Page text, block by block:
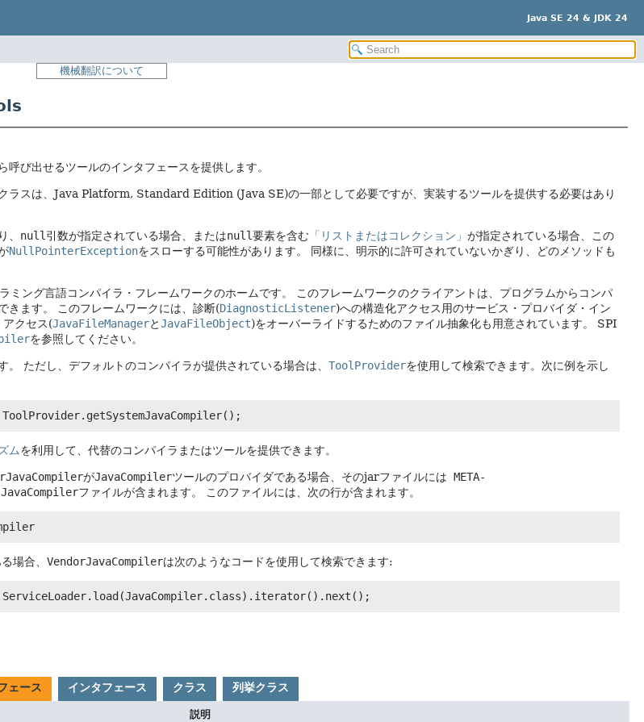
Java SE 24 & JDK 24
機械翻訳について
呼び出せるツールのインタフェースを提供します。
ラスは、Java Platform, Standard Edition (Java SE)の一部として必要ですが、実装するツールを提供する必要はあり
、 null 引数が指定されている場合、またはnull要素を含む「リストまたはコレクション」 が指定されている場合、この
NullPointerExceptionをスローする可能性があります。
同様に、明示的に許可されていないかぎり、どのメソッドも
ミング言語コンパイラ・フレームワークのホームです。
このフレームワークのクライアントは、プログラムからコンパ
きます。
このフレームワークには、診断(DiagnosticListener)への構造化アクセス用のサービス・プロバイダ・イン
アクセス(JavaFileManagerとJavaFileObject)をオーバーライドするためのファイル抽象化も用意されています。
SPI
を参照してください。
。 ただし、デフォルトのコンパイラが提供されている場合は、 ToolProviderを使用して検索できます。次に例を示し
ムを利用して、代替のコンパイラまたはツールを提供できます。
がJavaCompilerツールのプロバイダである場合、そのjarファイルには META-
ファイルが含まれます。 このファイルには、次の行が含まれます。
com.vendor.VendorJavaCompiler
場合、 VendorJavaCompilerは次のようなコードを使用して検索できます:
ェース インタフェース クラス 列挙クラス
説明